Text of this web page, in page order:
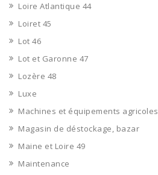
Loire Atlantique 44
Loiret 45
Lot 46
Lot et Garonne 47
Lozère 48
Luxe
Machines et équipements agricoles
Magasin de déstockage, bazar
Maine et Loire 49
Maintenance